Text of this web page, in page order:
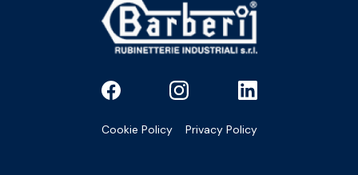
Cookie Policy Privacy Policy